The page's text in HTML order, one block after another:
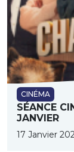
CINÉMA
SÉANCE
JANVIER
17 Janvier